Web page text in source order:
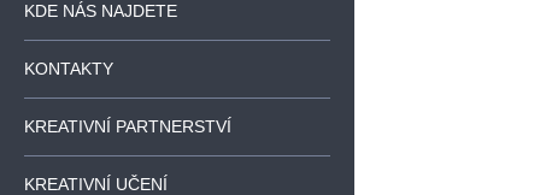
KDE NÁS NAJDETE
KONTAKTY
KREATIVNÍ PARTNERSTVÍ
KREATIVNÍ UČENÍ